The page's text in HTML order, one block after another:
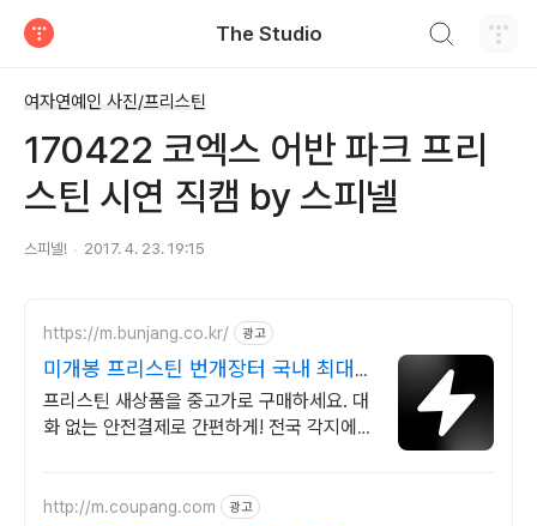
The Studio
여자연예인 사진/프리스틴
170422 코엑스 어반 파크 프리
스틴 시연 직캠 by 스피넬
스피넬! 2017. 4. 23. 19:15
https://m.bunjang.co.kr/ 광고
미개봉 프리스틴 번개장터 국내 최대
브랜드 중고거래
프리스틴 새상품을 중고가로 구매하세요. 대
화 없는 안전결제로 간편하게! 전국 각지에서
http://m.coupang.com 광고